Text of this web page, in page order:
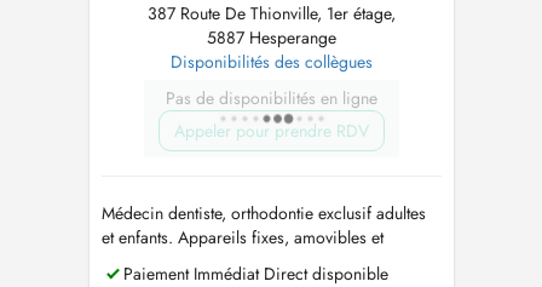
387 Route De Thionville, 1er étage,
5887 Hesperange
Disponibilités des collègues
Pas de disponibilités en ligne
Appeler pour prendre RDV
Médecin dentiste, orthodontie exclusif adultes
et enfants. Appareils fixes, amovibles et
aligneurs invisibles
Paiement Immédiat Direct disponible